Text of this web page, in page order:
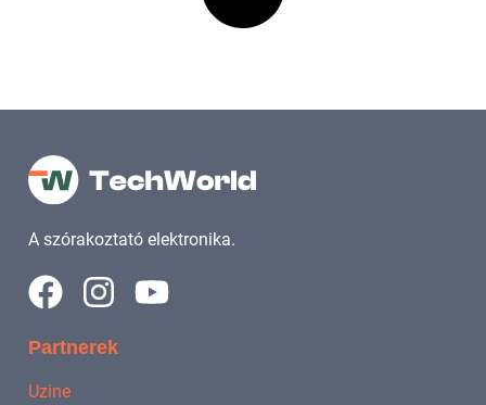
A szórakoztató elektronika.
Partnerek
Uzine